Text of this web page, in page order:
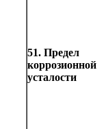
51. Предел
коррозионной
усталости